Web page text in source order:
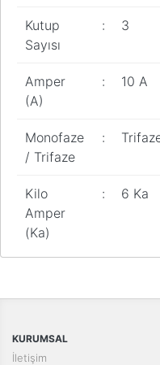
Kutup
Sayısı
: 3
Amper
(A)
: 10 A
Monofaze
/ Trifaze
:
Kilo
Amper
(Ka)
: 6 Ka
Bu ürünün fiyat bilgisi, resim,
Ürün resmi kalitesiz, bozuk
KURUMSAL
İletişim